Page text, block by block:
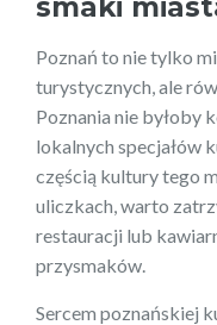
smaki
Poznań to nie tylko
turystycznych, ale
Poznania nie byłoby
lokalnych specjałów
częścią kultury tego
uliczkach, warto
restauracji lub
przysmaków.
Sercem poznańskiej